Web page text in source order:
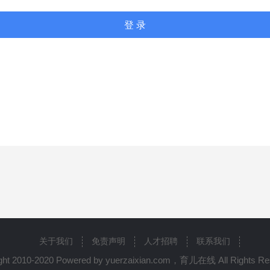
登 录
关于我们 免责声明 人才招聘 联系我们
2010-2020 Powered by yuerzaixian.com，育儿在线 All Rights